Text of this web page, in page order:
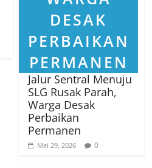
Jalur Sentral Menuju
SLG Rusak Parah,
Warga Desak
Perbaikan
Permanen
Mei 29, 2026 0